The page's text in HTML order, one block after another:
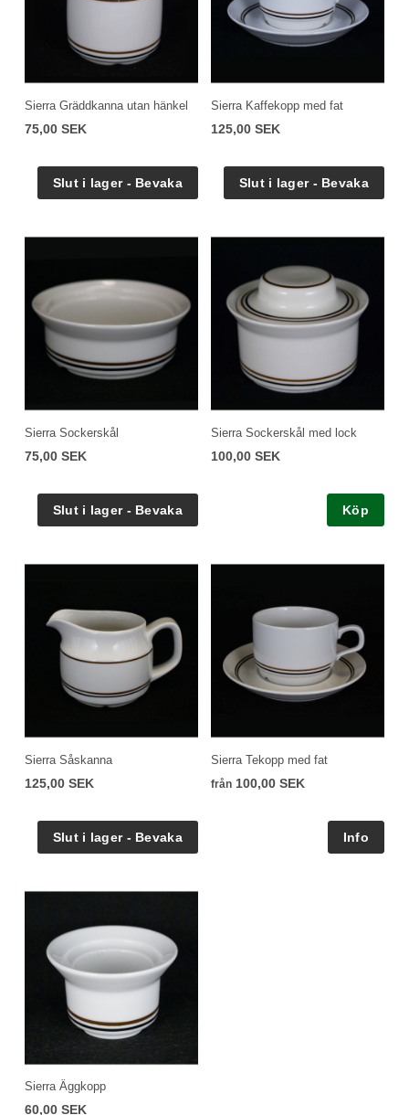
Sierra Gräddkanna utan hänkel
75,00 SEK
Sierra Kaffekopp med fat
125,00 SEK
Sierra Sockerskål
75,00 SEK
Sierra Sockerskål med lock
100,00 SEK
Köp
Sierra Såskanna
125,00 SEK
Sierra Tekopp med fat
från 100,00 SEK
Sierra Äggkopp
60,00 SEK